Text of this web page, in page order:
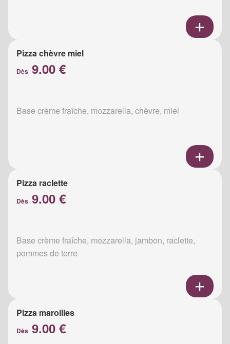
Pizza chèvre miel
Dès 9.00 €
Base crème fraîche, mozzarella, chèvre, miel
Pizza raclette
Dès 9.00 €
Base crème fraîche, mozzarella, jambon, raclette,
pommes de terre
Pizza maroilles
Dès 9.00 €